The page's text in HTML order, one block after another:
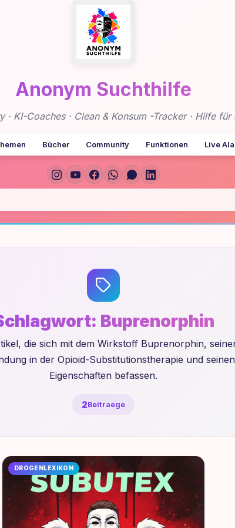
Anonym Suchthilfe
KI-Coaches · Clean & Konsum -Tracker · Hilfe
Bücher Community Funktionen Live
Buprenorphin
die sich mit dem Wirkstoff Buprenorphin,
in der Opioid-Substitutionstherapie und seinen
Eigenschaften befassen.
2Beitraege
DROGENLEXIKON